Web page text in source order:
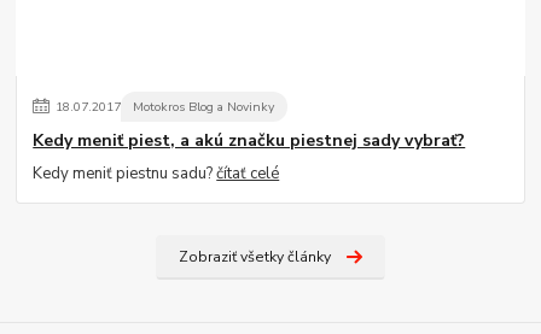
18.07.2017 Motokros Blog a Novinky
Kedy meniť piest, a akú značku piestnej sady vybrať?
Kedy meniť piestnu sadu?čítať celé
Zobraziť všetky články